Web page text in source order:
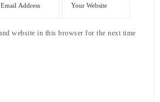
website in this browser for the next time